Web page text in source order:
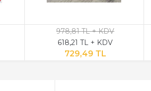
978,81 TL + KDV
618,21 TL + KDV
729,49 TL